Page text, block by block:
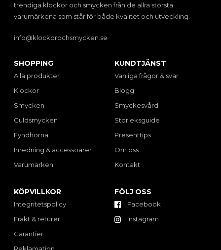
trendiga klockor och smycken från de allra största
varumärkena som står för både kvalitet och utveckling.
info@klockorochsmycken.se
SHOPPING
Alla produkter
Klockor
Smycken
Guldsmycken
Fyndhörna
Inredning & accessoarer
Varumärken
KUNDTJÄNST
Vanliga frågor & svar
Blogg
Smyckesvård
Storleksguide
Presenttips
Om oss
Kontakt
KÖPVILLKOR
Integritetspolicy
Frakt & returer
Garantier
FÖLJ OSS
Facebook
Instagram